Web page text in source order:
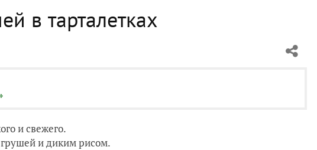
в тарталетках
и свежего.
грушей и диким рисом.